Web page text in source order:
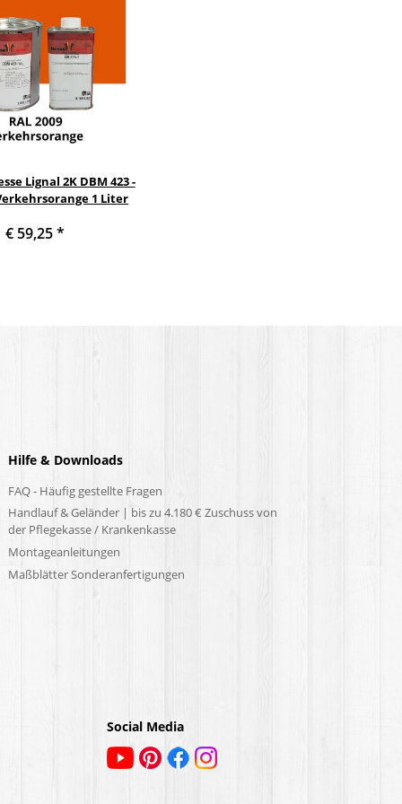
Lignal 2K DBM 423 -
1 Liter
€ 59,25*
Hilfe & Downloads
FAQ - Häufig gestellte Fragen
Handlauf & Geländer | bis zu 4.180 € Zuschuss von
der Pflegekasse / Krankenkasse
Montageanleitungen
Maßblätter Sonderanfertigungen
Social Media